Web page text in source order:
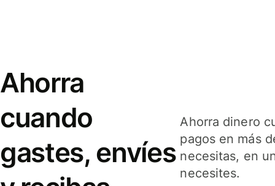
Ahorra
cuando
gastes, envíes
Ahorra dinero
pagos en más
necesitas, en
necesites.